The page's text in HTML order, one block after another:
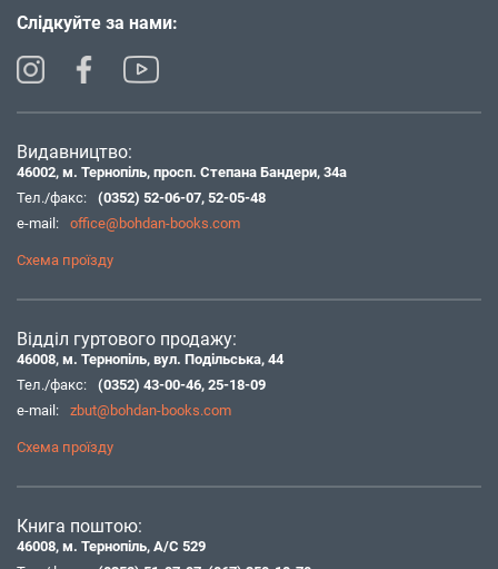
Слідкуйте за нами:
Видавництво:
46002, м. Тернопіль, просп. Степана Бандери, 34а
Тел./факс:
(0352) 52-06-07, 52-05-48
e-mail:
office@bohdan-books.com
Схема проїзду
Відділ гуртового продажу:
46008, м. Тернопіль, вул. Подільська, 44
Тел./факс:
(0352) 43-00-46, 25-18-09
e-mail:
zbut@bohdan-books.com
Схема проїзду
Книга поштою:
46008, м. Тернопіль, А/С 529